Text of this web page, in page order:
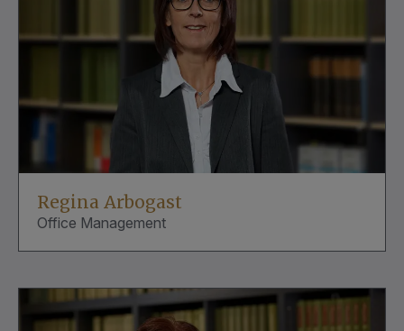
Regina Arbogast
Office Management